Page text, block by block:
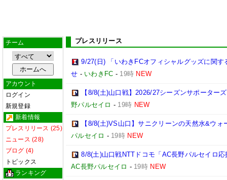
チーム
アカウント
ログイン
新規登録
新着情報
プレスリリース (25)
ニュース (28)
ブログ (4)
トピックス
ランキング
プレスリリース
9/27(日) 「いわきFCオフィシャルグッズに関
せ - いわきFC - 19時 NEW
【8/8(土)山口戦】2026/27シーズンサポーター
野パルセイロ - 19時 NEW
【8/8(土)VS山口】サニクリーンの天然水&ウ
パルセイロ - 19時 NEW
8/8(土)山口戦NTTドコモ「AC長野パルセイロ
AC長野パルセイロ - 19時 NEW